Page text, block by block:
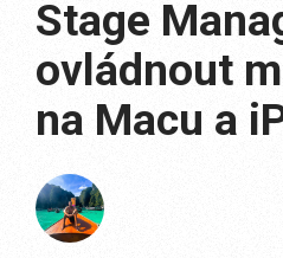
Stage
ovládnout
na Macu a